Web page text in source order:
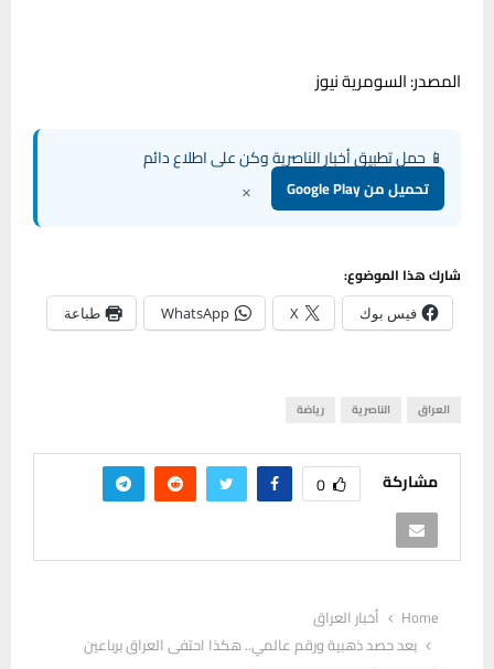
المصدر: السومرية نيوز
📱 حمل تطبيق أخبار الناصرية وكن على اطلاع دائم
تحميل من Google Play ×
شارك هذا الموضوع:
فيس بوك X
WhatsApp طباعة
العراق الناصرية رياضة
مشاركة 0
Home
أخبار العراق
بعد حصد ذهبية ورقم عالمي.. هكذا احتفى العراق برباعين